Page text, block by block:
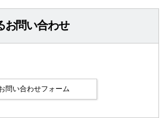
お問い合わせ